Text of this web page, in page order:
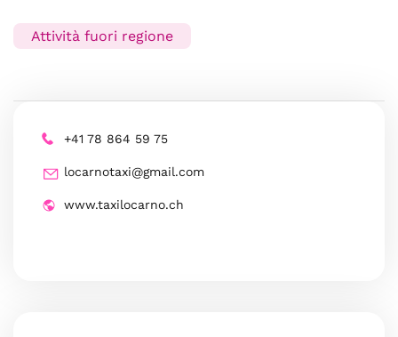
Attività fuori regione
+41 78 864 59 75
locarnotaxi@gmail.com
www.taxilocarno.ch